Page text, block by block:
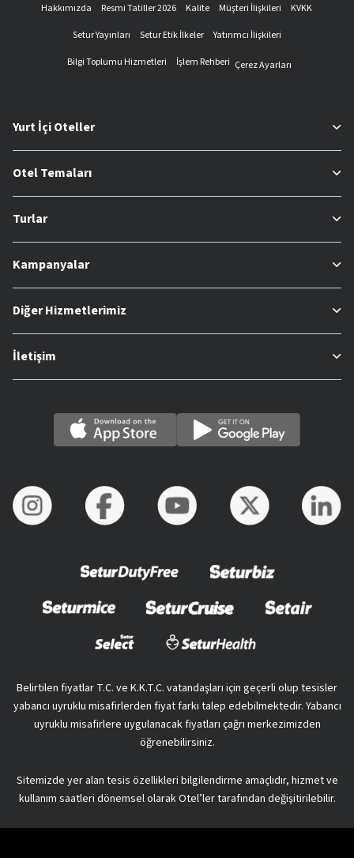
Hakkımızda Resmi Tatiller 2026 Kalite Müşteri İlişkileri
KVKK
Setur Yayınları
Setur Etik İlkeler
Yatırımcı İlişkileri
Bilgi Toplumu Hizmetleri
İşlem Rehberi Çerez Ayarları
Yurt İçi Oteller
Otel Temaları
Turlar
Kampanyalar
Diğer Hizmetlerimiz
İletişim
Belirtilen fiyatlar T.C. ve K.K.T.C. vatandaşları için geçerli olup tesisler
yabancı uyruklu misafirlerden fiyat farkı talep edebilmektedir. Yabancı
uyruklu misafirlere uygulanacak fiyatları çağrı merkezimizden
öğrenebilirsiniz.
Sitemizde yer alan tesis özellikleri bilgilendirme amaçlıdır, hizmet ve
kullanım saatleri dönemsel olarak Otel’ler tarafından değişitirilebilir.